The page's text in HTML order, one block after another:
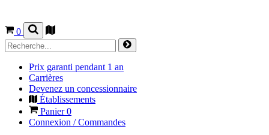
0
Prix garanti pendant 1 an
Carrières
Devenez un concessionnaire
Établissements
Panier0
Connexion / Commandes